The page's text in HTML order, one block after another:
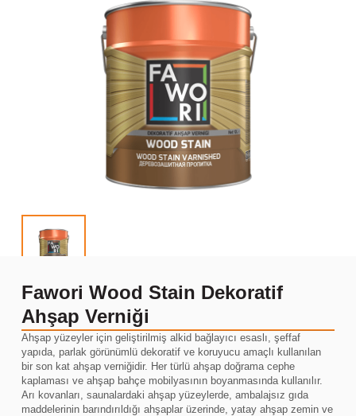
Fawori Wood Stain Dekoratif
Ahşap Verniği
Ahşap yüzeyler için geliştirilmiş alkid bağlayıcı esaslı, şeffaf
yapıda, parlak görünümlü dekoratif ve koruyucu amaçlı kullanılan
bir son kat ahşap verniğidir. Her türlü ahşap doğrama cephe
kaplaması ve ahşap bahçe mobilyasının boyanmasında kullanılır.
Arı kovanları, saunalardaki ahşap yüzeylerde, ambalajsız gıda
maddelerinin barındırıldığı ahşaplar üzerinde, yatay ahşap zemin ve